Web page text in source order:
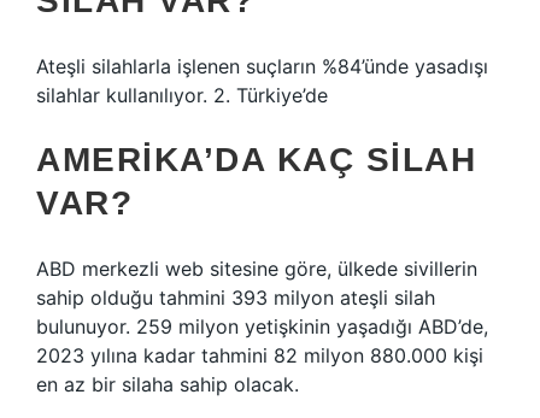
Ateşli silahlarla işlenen suçların %84’ünde yasadışı
silahlar kullanılıyor. 2. Türkiye’de
AMERIKA’DA KAÇ SILAH
VAR?
ABD merkezli web sitesine göre, ülkede sivillerin
sahip olduğu tahmini 393 milyon ateşli silah
bulunuyor. 259 milyon yetişkinin yaşadığı ABD’de,
2023 yılına kadar tahmini 82 milyon 880.000 kişi
en az bir silaha sahip olacak.